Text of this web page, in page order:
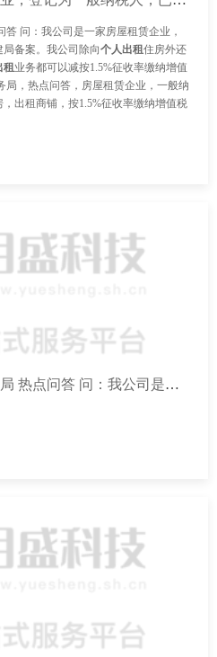
问：我公司是一家房屋租赁企业，
备案。我公司除向个人出租住房外还
租业务都可以减按1.5%征收率缴纳增值
局，热点问答，房屋租赁企业，一般纳
，出租商铺，按1.5%征收率缴纳增值税
国家税务总局甘肃省税务局 热点问答 问：我公司是一家住房租赁企业，最近关注到新出台了向个人出租住房的增值税和房产税优惠政策，请问该项政策中“向个人出租住房”的“个人”包括个体工商户吗？